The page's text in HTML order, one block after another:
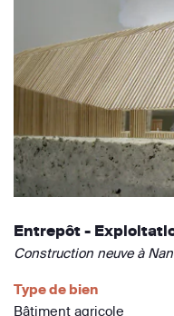
Entrepôt -
Construction neuve à
Type de bien
Bâtiment agricole